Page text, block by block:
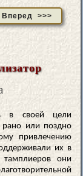
Вперед >>>
в своей цели
рано или поздно
привлечению
их в
они